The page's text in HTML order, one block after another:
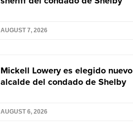
AUGUST 7, 2026
Mickell Lowery es elegido nuevo
alcalde del condado de Shelby
AUGUST 6, 2026